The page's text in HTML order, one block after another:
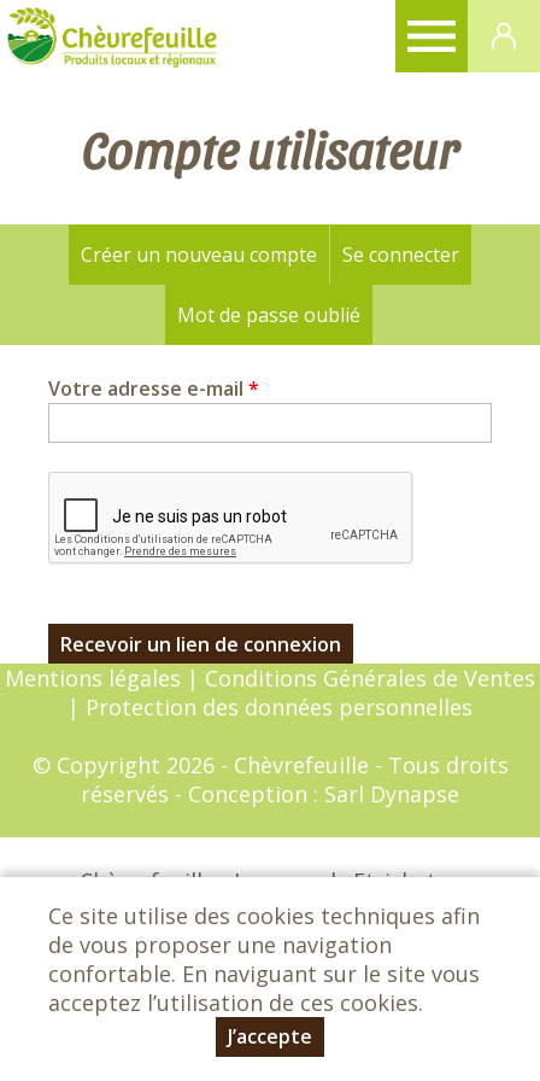
Compte utilisateur
Onglets
principaux
Créer un nouveau compte Se connecter
Mot de passe oublié
Votre adresse e-mail *
Mentions légales | Conditions Générales de Ventes
| Protection des données personnelles
© Copyright 2026 - Chèvrefeuille - Tous droits
réservés - Conception : Sarl Dynapse
Chèvrefeuille - Les grands Etrichets -
72650 Saint-Saturnin - 02 43 25 29 42
lemagasinchevrefeuille@orange.fr
Ce site utilise des cookies techniques afin
de vous proposer une navigation
confortable. En naviguant sur le site vous
acceptez l’utilisation de ces cookies.
J’accepte